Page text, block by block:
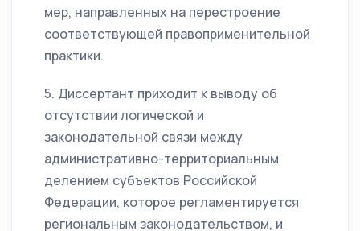
мер, направленных на перестроение
соответствующей правоприменительной
практики.
5. Диссертант приходит к выводу об
отсутствии логической и
законодательной связи между
административно-территориальным
делением субъектов Российской
Федерации, которое регламентируется
региональным законодательством, и